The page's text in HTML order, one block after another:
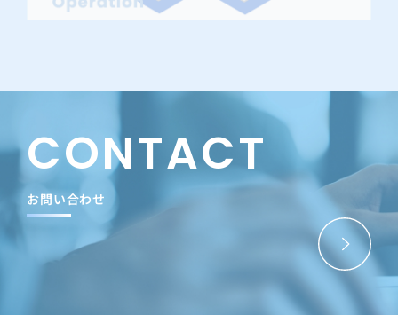
CONTACT
お問い合わせ